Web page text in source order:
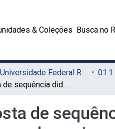
& Coleções Busca no
01. Universidade Federal Rural de Pernambuco - UFRPE (Sede) 01.1
Proposta de sequência didática como ferramenta de intervenção no processo de ensino-aprendizagem de nanociência e nanotecnologia a estudantes do ensino médio
de